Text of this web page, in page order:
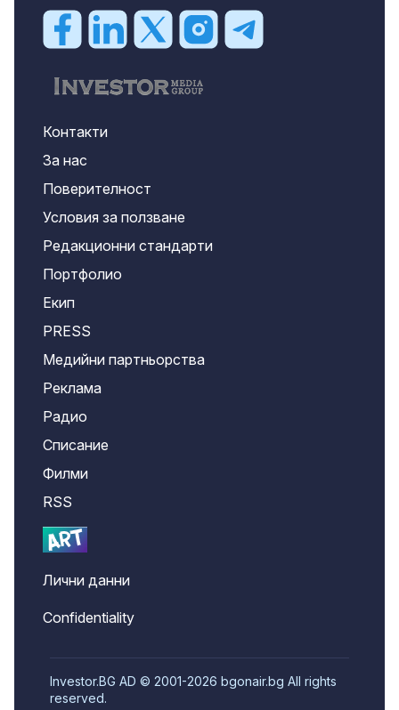
Контакти
За нас
Поверителност
Условия за ползване
Редакционни стандарти
Портфолио
Екип
PRESS
Медийни партньорства
Реклама
Радио
Списание
Филми
RSS
Лични данни
Confidentiality
Investor.BG AD © 2001-2026 bgonair.bg All rights
reserved.